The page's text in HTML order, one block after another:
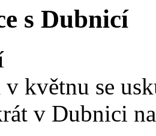
s Dubnicí
květnu se
v Dubnici